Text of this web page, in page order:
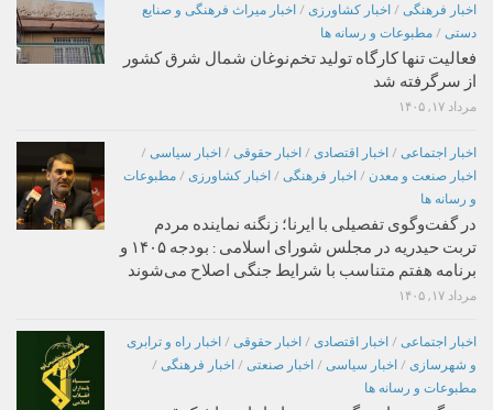
اخبار فرهنگی / اخبار کشاورزی / اخبار میراث فرهنگی و صنایع
دستی / مطبوعات و رسانه ها
فعالیت تنها کارگاه تولید تخم‌نوغان شمال شرق کشور
از سرگرفته شد
مرداد ۱۷, ۱۴۰۵
اخبار اجتماعی / اخبار اقتصادی / اخبار حقوقی / اخبار سیاسی /
اخبار صنعت و معدن / اخبار فرهنگی / اخبار کشاورزی / مطبوعات
و رسانه ها
در گفت‌وگوی تفصیلی با ایرنا؛ زنگنه نماینده مردم
تربت حیدریه در مجلس شورای اسلامی : بودجه ۱۴۰۵ و
برنامه هفتم متناسب با شرایط جنگی اصلاح می‌شوند
مرداد ۱۷, ۱۴۰۵
اخبار اجتماعی / اخبار اقتصادی / اخبار حقوقی / اخبار راه و ترابری
و شهرسازی / اخبار سیاسی / اخبار صنعتی / اخبار فرهنگی /
مطبوعات و رسانه ها